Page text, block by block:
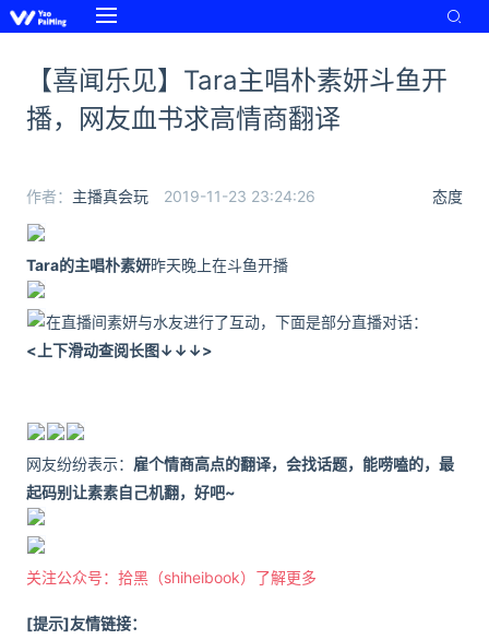
【喜闻乐见】Tara主唱朴素妍斗鱼开
播，网友血书求高情商翻译
态度
作者： 主播真会玩 2019-11-23 23:24:26
Tara的主唱朴素妍昨天晚上在斗鱼开播
在直播间素妍与水友进行了互动，下面是部分直播对话：
<上下滑动查阅长图↓↓↓>
网友纷纷表示： 雇个情商高点的翻译，会找话题，能唠嗑的，最
起码别让素素自己机翻，好吧~
关注公众号：拾黑（shiheibook）了解更多
[提示]友情链接：